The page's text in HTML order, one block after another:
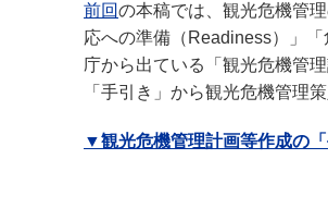
前回の本稿では、観光危機管
応への準備（Readiness）」
庁から出ている「観光危機管
「手引き」から観光危機管理
▼観光危機管理計画等作成の